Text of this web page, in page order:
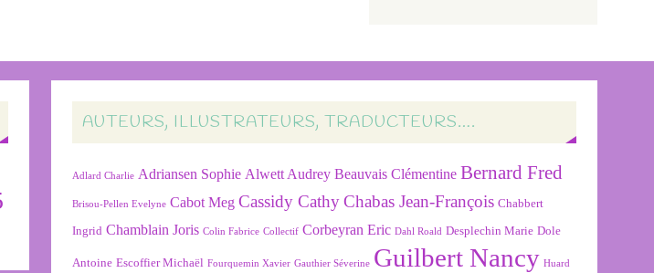
AUTEURS, ILLUSTRATEURS, TRADUCTEURS….
Adlard Charlie Adriansen Sophie Alwett Audrey Beauvais Clémentine Bernard Fred
Brisou-Pellen Evelyne Cabot Meg Cassidy Cathy Chabas Jean-François Chabbert
Ingrid Chamblain Joris Colin Fabrice Collectif Corbeyran Eric Dahl Roald Desplechin Marie Dole
Antoine Escoffier Michaël Fourquemin Xavier Gauthier Séverine Guilbert Nancy Huard